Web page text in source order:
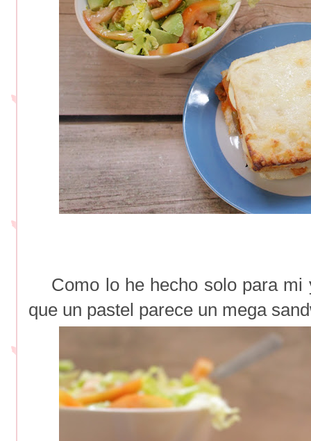
Como lo he hecho solo para mi
que un pastel parece un mega